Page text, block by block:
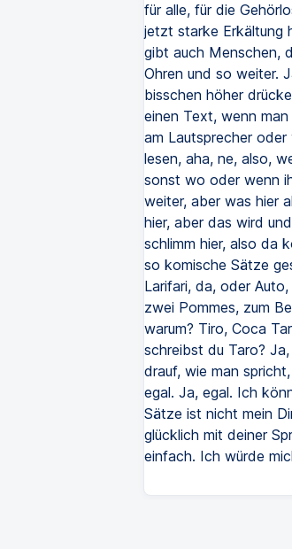
für alle, für die
jetzt starke Erkältung
gibt auch Menschen,
Ohren und so weiter.
bisschen höher
einen Text, wenn
am Lautsprecher
lesen, aha, ne, also,
sonst wo oder wenn
weiter, aber was hier
hier, aber das wird
schlimm hier, also da
so komische Sätze
Larifari, da, oder
zwei Pommes, zum
warum? Tiro, Coca
schreibst du Taro?
drauf, wie man
egal. Ja, egal. Ich
Sätze ist nicht mein
glücklich mit deiner
einfach. Ich würde